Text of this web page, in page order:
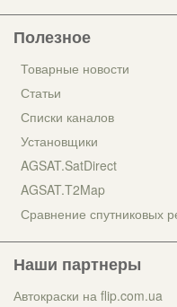
Полезное
Товарные новости
Статьи
Списки каналов
Установщики
AGSAT.SatDirect
AGSAT.T2Map
Сравнение спутниковых
Наши партнеры
Автокраски на flip.com.ua